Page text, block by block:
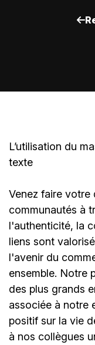
L’utilisation du
texte
Venez faire votre
communautés à
l'authenticité, la
liens sont
l'avenir du
ensemble. Notre
des plus grands
associée à notre
positif sur la vie
à nos collègues